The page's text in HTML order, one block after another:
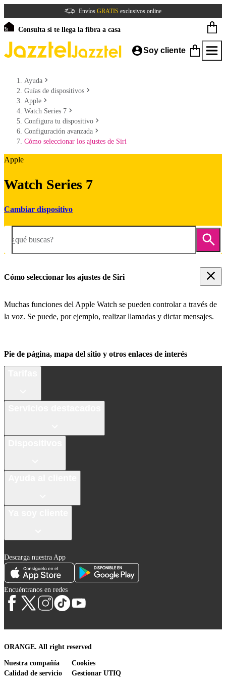
Envíos GRATIS exclusivos online
Consulta si te llega la fibra a casa
Soy cliente
Ayuda
Guías de dispositivos
Apple
Watch Series 7
Configura tu dispositivo
Configuración avanzada
Cómo seleccionar los ajustes de Siri
Apple
Watch Series 7
Cambiar dispositivo
¿qué buscas?
Cómo seleccionar los ajustes de Siri
Muchas funciones del Apple Watch se pueden controlar a través de
la voz. Se puede, por ejemplo, realizar llamadas y dictar mensajes.
Pie de página, mapa del sitio y otros enlaces de interés
Descarga nuestra App
Encuéntranos en redes
ORANGE. All right reserved
Nuestra compañía
Calidad de servicio
Cookies
Gestionar UTIQ